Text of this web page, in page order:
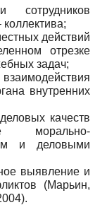
сотрудников
коллектива;
действий
отрезке
задач;
внутренних
качеств
морально-
и деловыми
выявление и
(Марьин,